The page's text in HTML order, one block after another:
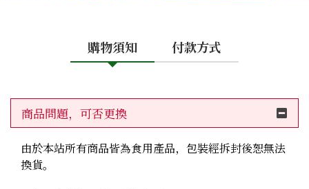
購物須知 付款方式
商品問題，可否更換
由於本站所有商品皆為食用產品，包裝經拆封後恕無法
換貨。